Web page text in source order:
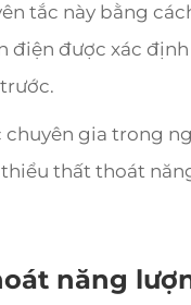
tắc này bằng
điện được xác
gia trong
thất thoát
năng